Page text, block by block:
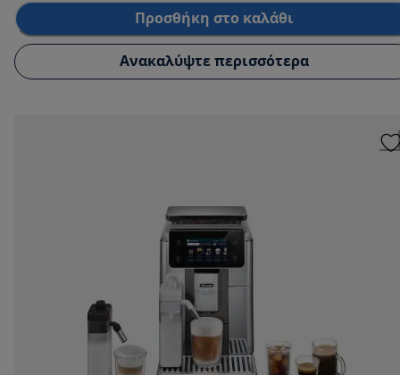
Προσθήκη στο καλάθι
Ανακαλύψτε περισσότερα